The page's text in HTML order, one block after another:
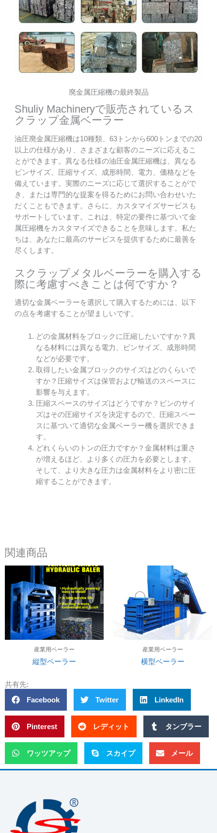
廃金属圧縮機の最終製品
Shuliy Machineryで販売されているス
クラップ金属ベーラー
油圧廃金属圧縮機は10種類、63トンから600トンまでの20
以上の仕様があり、さまざまな顧客のニーズに応えるこ
とができます。異なる仕様の油圧金属圧縮機は、異なる
ビンサイズ、圧縮サイズ、成形時間、電力、価格などを
備えています。実際のニーズに応じて選択することがで
き、または専門的な提案を得るためにお問い合わせいた
だくこともできます。さらに、カスタマイズサービスも
サポートしています。これは、特定の要件に基づいて金
属圧縮機をカスタマイズできることを意味します。私た
ちは、あなたに最高のサービスを提供するために最善を
尽くします。
スクラップメタルベーラーを購入する
際に考慮すべきことは何ですか？
適切な金属ベーラーを選択して購入するためには、以下
の点を考慮することが望ましいです。
どの金属材料をブロックに圧縮したいですか？異
なる材料には異なる電力、ビンサイズ、成形時間
などが必要です。
取得したい金属ブロックのサイズはどのくらいで
すか？圧縮サイズは保管および輸送のスペースに
影響を与えます。
圧縮スペースのサイズはどうですか？ビンのサイ
ズはその圧縮サイズを決定するので、圧縮スペー
スに基づいて適切な金属ベーラー機を選択できま
す。
どれくらいのトンの圧力ですか？金属材料は重さ
が増えるほど、より多くの圧力を必要とします。
そして、より大きな圧力は金属材料をより密に圧
縮することができます。
関連商品
産業用ベーラー
縦型ベーラー
産業用ベーラー
横型ベーラー
共有先:
Facebook Twitter LinkedIn
Pinterest レディット タンブラー
ワッツアップ スカイプ メール